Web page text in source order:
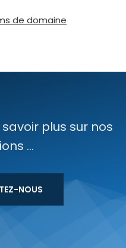
de domaine
plus sur nos
...
NOUS